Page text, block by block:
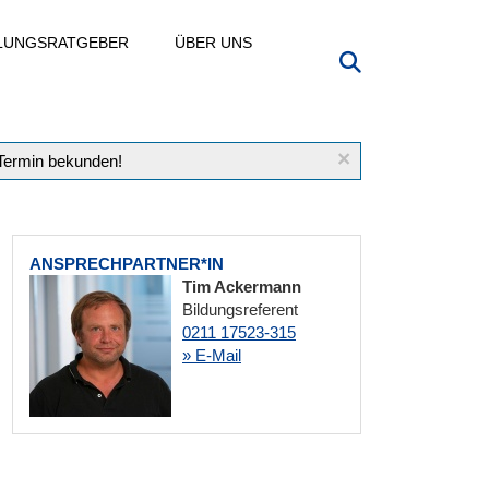
ÜBER UNS
×
bekunden!
ANSPRECHPARTNER*IN
Tim Ackermann
Bildungsreferent
0211 17523-315
» E-Mail